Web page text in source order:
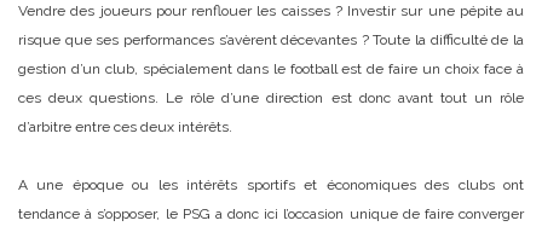
Vendre des joueurs pour renflouer les caisses ? Investir sur une pépite au
risque que ses performances s’avèrent décevantes ? Toute la difficulté de la
gestion d’un club, spécialement dans le football est de faire un choix face à
ces deux questions. Le rôle d’une direction est donc avant tout un rôle
d’arbitre entre ces deux intérêts.
A une époque ou les intérêts sportifs et économiques des clubs ont
tendance à s’opposer, le PSG a donc ici l’occasion unique de faire converger